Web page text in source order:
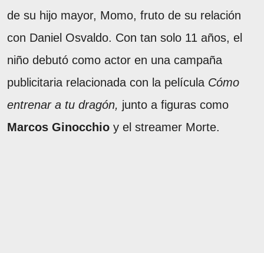
de su hijo mayor, Momo, fruto de su relación
con Daniel Osvaldo. Con tan solo 11 años, el
niño debutó como actor en una campaña
publicitaria relacionada con la película Cómo
entrenar a tu dragón, junto a figuras como
Marcos Ginocchio y el streamer Morte.